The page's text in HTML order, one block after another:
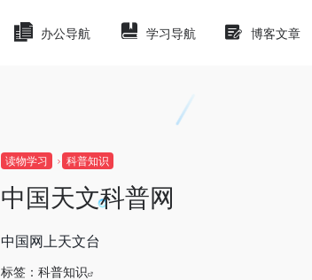
办公导航 学习导航 博客文章
读物学习 科普知识
中国天文科普网
中国网上天文台
标签： 科普知识